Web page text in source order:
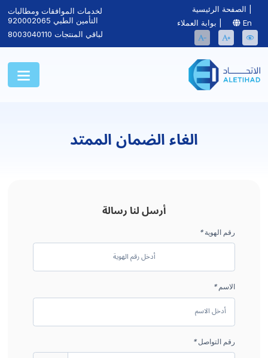
لخدمات الموافقات ومطالبات
التأمين الطبي 920002065
لباقي المنتجات 8003040110
الصفحة الرئيسية
بوابة العملاء
En
الغاء الضمان الممتد
أرسل لنا رسالة
رقم الهوية*
الاسم*
رقم التواصل*